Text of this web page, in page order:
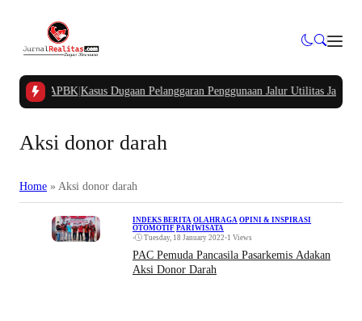
APBK|Kasus Dugaan Pelanggaran Penggunaan Jalur Utilitas
Aksi donor darah
Home » Aksi donor darah
INDEKS BERITA OLAHRAGA OPINI & INSPIRASI
OTOMOTIF PARIWISATA
•
Tuesday, 18 January 2022 •1 Views
PAC Pemuda Pancasila Pasarkemis Adakan
Aksi Donor Darah